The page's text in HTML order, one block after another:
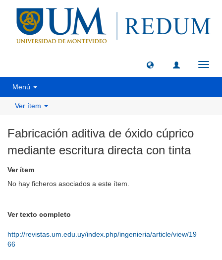
Menú
Ver ítem
Fabricación aditiva de óxido cúprico
mediante escritura directa con tinta
Ver ítem
No hay ficheros asociados a este ítem.
Ver texto completo
http://revistas.um.edu.uy/index.php/ingenieria/article/view/19
66